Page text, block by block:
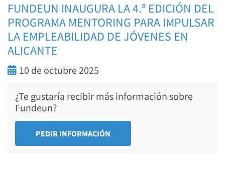
FUNDEUN INAUGURA LA 4.ª EDICIÓN DEL
PROGRAMA MENTORING PARA IMPULSAR
LA EMPLEABILIDAD DE JÓVENES EN
ALICANTE
10 de octubre 2025
¿Te gustaría recibir más información sobre
Fundeun?